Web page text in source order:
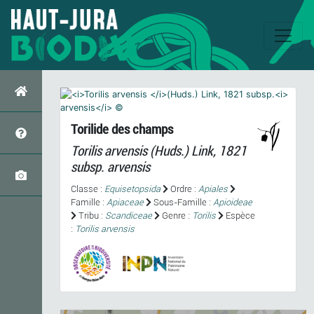
Torilide des champs
Torilis arvensis(Huds.) Link, 1821
subsp. arvensis
Classe : Equisetopsida Ordre : Apiales
Famille : Apiaceae Sous-Famille : Apioideae
Tribu : Scandiceae Genre : Torilis
Espèce
: Torilis arvensis